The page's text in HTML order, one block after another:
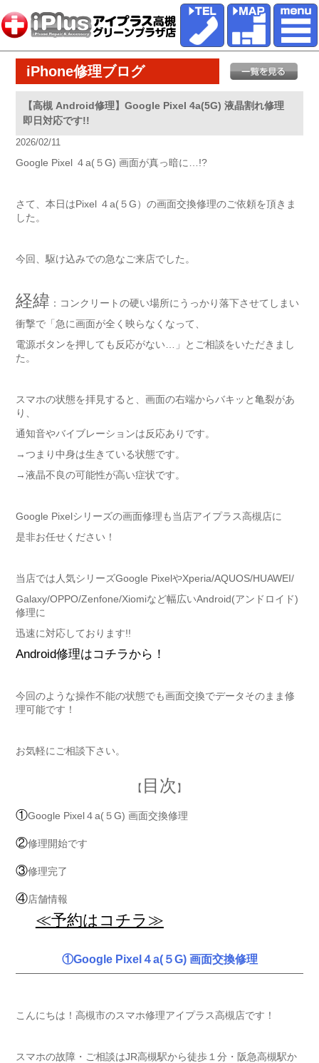
iPhone修理ブログ
【高槻 Android修理】Google Pixel 4a(5G) 液晶割れ修理
即日対応です!!
2026/02/11
Google Pixel ４a(５G) 画面が真っ暗に…!?
さて、本日はPixel ４a(５G）の画面交換修理のご依頼を頂きま
した。
今回、駆け込みでの急なご来店でした。
経緯 ：コンクリートの硬い場所にうっかり落下させてしまい
衝撃で「急に画面が全く映らなくなって、
電源ボタンを押しても反応がない…」とご相談をいただきまし
た。
スマホの状態を拝見すると、画面の右端からバキッと亀裂があ
り、
通知音やバイブレーションは反応ありです。
→つまり中身は生きている状態です。
→液晶不良の可能性が高い症状です。
Google Pixelシリーズの画面修理も当店アイプラス高槻店に
是非お任せください！
当店では人気シリーズGoogle PixelやXperia/AQUOS/HUAWEI/
Galaxy/OPPO/Zenfone/Xiomiなど幅広いAndroid(アンドロイド)
修理に
迅速に対応しております!!
Android修理はコチラから！
今回のような操作不能の状態でも画面交換でデータそのまま修
理可能です！
お気軽にご相談下さい。
【 目次 】
①Google Pixel４a(５G) 画面交換修理
②修理開始です
③修理完了
④店舗情報
≪予約はコチラ≫
①Google Pixel４a(５G) 画面交換修理
こんにちは！高槻市のスマホ修理アイプラス高槻店です！
スマホの故障・ご相談はJR高槻駅から徒歩１分・阪急高槻駅か